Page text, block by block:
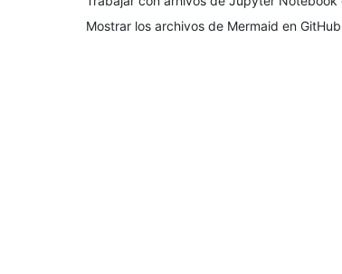
Mostrar los archivos de Mermaid en GitHub